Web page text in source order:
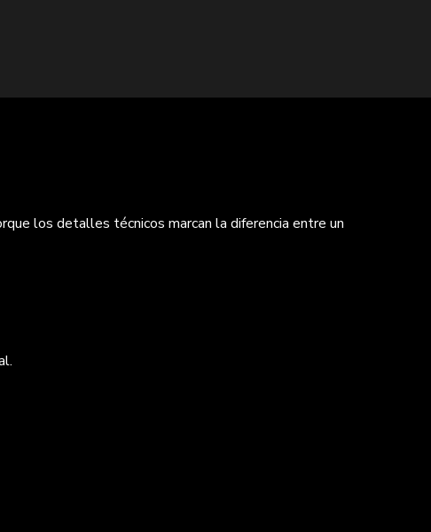
los detalles técnicos marcan la diferencia entre un